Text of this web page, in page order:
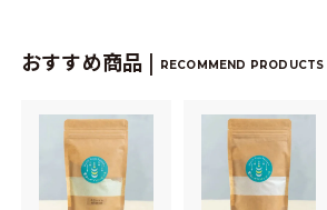
おすすめ商品 | RECOMMEND PRODUCTS